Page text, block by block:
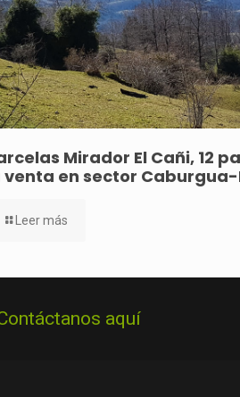
Mirador El Cañi, 12
venta en sector
Leer más
aquí